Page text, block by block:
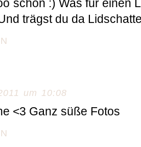
schön :) Was für einen
trägst du da
um 10:08
<3 Ganz süße Fotos